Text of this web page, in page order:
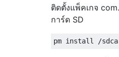
ติดตั้งแพ็คเกจ
การ์ด SD